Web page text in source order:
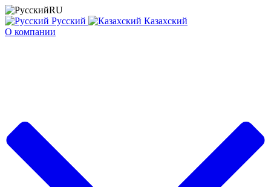
RU
Русский
Казахский
О компании